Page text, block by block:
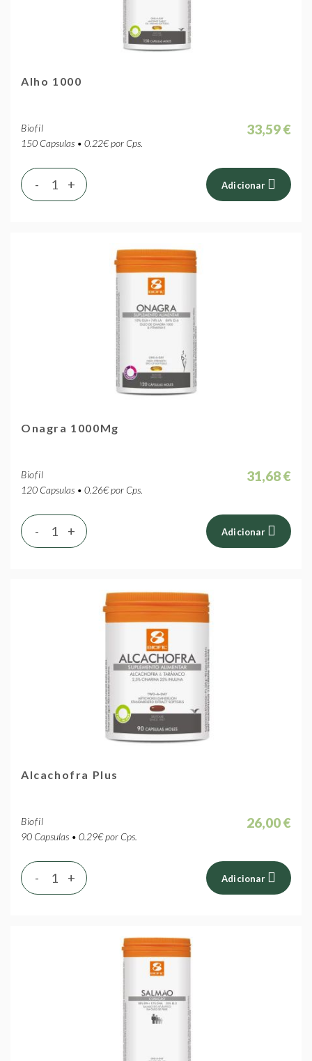
Alho 1000
Biofil
150 Capsulas • 0.22€ por Cps.
33,59 €
+
- Adicionar
Onagra 1000Mg
Biofil
120 Capsulas • 0.26€ por Cps.
31,68 €
+
- Adicionar
Alcachofra Plus
Biofil
90 Capsulas • 0.29€ por Cps.
26,00 €
+
- Adicionar